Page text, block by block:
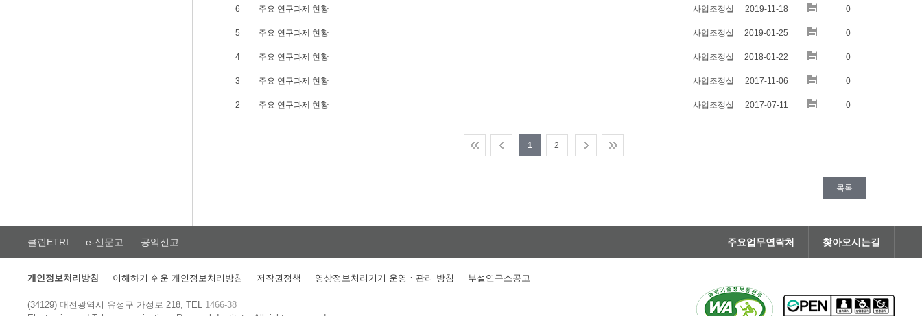
6 주요 연구과제 현황 사업조정실 2019-11-18 0
5 주요 연구과제 현황 사업조정실 2019-01-25 0
4 주요 연구과제 현황 사업조정실 2018-01-22 0
3 주요 연구과제 현황 사업조정실 2017-11-06 0
2 주요 연구과제 현황 사업조정실 2017-07-11 0
1 2
목록
클린ETRI e-신문고 공익신고 주요업무연락처 찾아오시는길
개인정보처리방침 이해하기 쉬운 개인정보처리방침 저작권정책 영상정보처리기기 운영ㆍ관리 방침 부설연구소공고
(34129) 대전광역시 유성구 가정로 218, TEL 1466-38